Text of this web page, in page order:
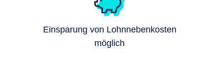
Einsparung von Lohnnebenkosten
möglich